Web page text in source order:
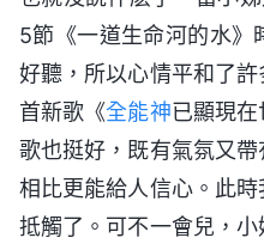
5節《一道生命河的水》
好聽，所以心情平和了
首新歌《全能神已顯現
歌也挺好，既有氣氛又
相比更能給人信心。此
抵觸了。可不一會兒，小